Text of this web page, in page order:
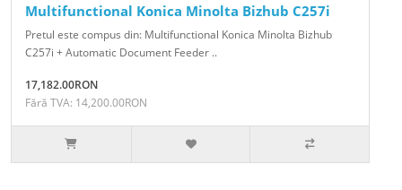
Multifunctional Konica Minolta Bizhub C257i
Pretul este compus din: Multifunctional Konica Minolta Bizhub
C257i + Automatic Document Feeder ..
17,182.00RON
Fără TVA: 14,200.00RON